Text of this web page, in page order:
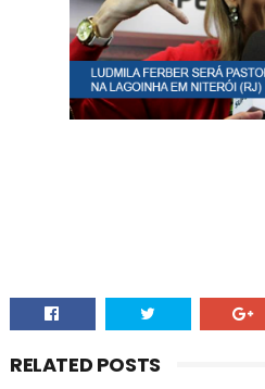
RELATED POSTS